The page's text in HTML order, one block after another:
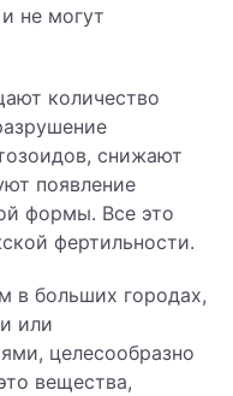
не могут
количество
снижают
появление
формы. Все это
фертильности.
больших городах,
или
целесообразно
вещества,